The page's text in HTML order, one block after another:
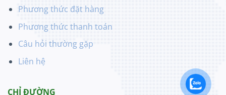
Phương thức đặt hàng
Phương thức thanh toán
Câu hỏi thường gặp
Liên hệ
CHỈ ĐƯỜNG